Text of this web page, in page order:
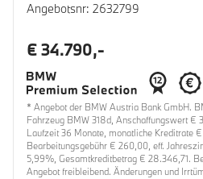
Angebotsnr: 2632799
€ 34.790,-
* Angebot der BMW Austria Bank GmbH.
Fahrzeug BMW 318d, Anschaffungswert €
Laufzeit 36 Monate, monatliche Kreditrate
Bearbeitungsgebühr € 260,00, eff.
5,99%, Gesamtkreditbetrag € 28.346,71.
Angebot freibleibend. Änderungen und